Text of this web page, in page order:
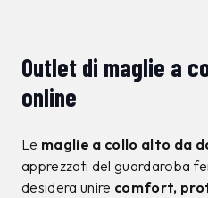
Outlet di maglie a
online
Le maglie a collo alto da
apprezzati del guardaroba
desidera unire comfort,